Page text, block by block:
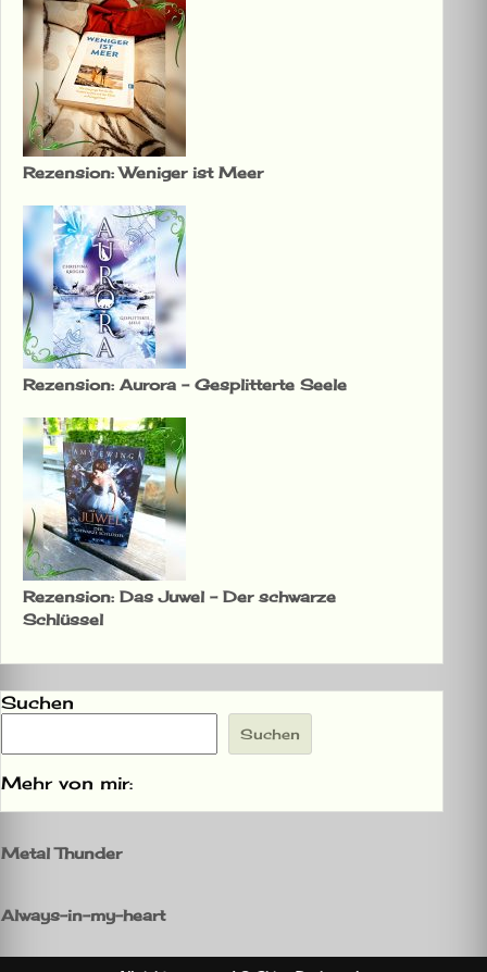
Rezension: Weniger ist Meer
Rezension: Aurora – Gesplitterte Seele
Rezension: Das Juwel – Der schwarze
Schlüssel
Suchen
Suchen
Mehr von mir:
Metal Thunder
Always-in-my-heart